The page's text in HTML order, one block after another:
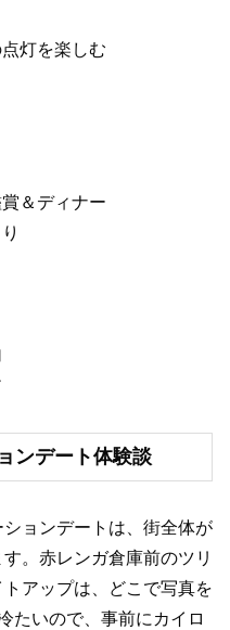
灯を楽しむ
＆ディナー
ンデート体験談
ョンデートは、街全体が
。赤レンガ倉庫前のツリ
アップは、どこで写真を
たいので、事前にカイロ